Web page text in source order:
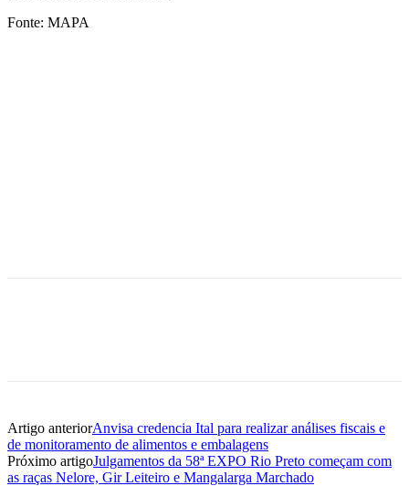
Fonte: MAPA
Artigo anteriorAnvisa credencia Ital para realizar análises fiscais e
de monitoramento de alimentos e embalagens
Próximo artigoJulgamentos da 58ª EXPO Rio Preto começam com
as raças Nelore, Gir Leiteiro e Mangalarga Marchado